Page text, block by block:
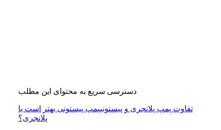
دسترسی سریع به محتوای این مطلب
تفاوت پمپ پلانجری و پیستونیپمپ پیستونی بهتر است یا
پلانجری؟